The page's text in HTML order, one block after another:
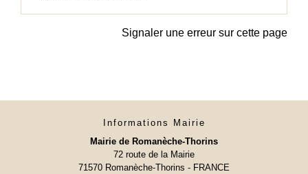
Signaler une erreur sur cette page
Informations Mairie
Mairie de Romanèche-Thorins
72 route de la Mairie
71570 Romanèche-Thorins - FRANCE